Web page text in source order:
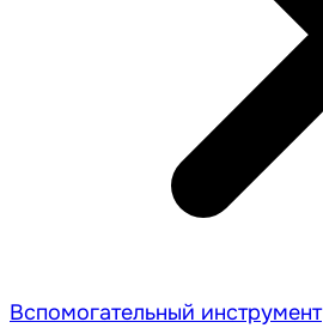
Вспомогательный инструмент